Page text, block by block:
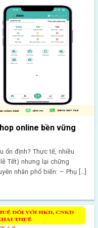
online bền vững
ổn định? Thực tế, nhiều
Tết) nhưng lại chững
nhân phổ biến: – Phụ […]